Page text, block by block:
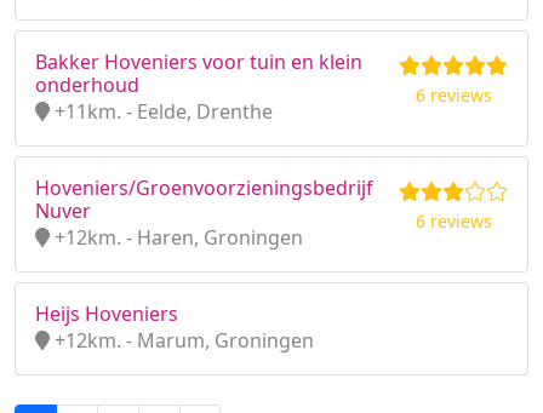
Bakker Hoveniers voor tuin en klein
onderhoud
+11km. - Eelde, Drenthe
6 reviews
Hoveniers/Groenvoorzieningsbedrijf
Nuver
+12km. - Haren, Groningen
6 reviews
Heijs Hoveniers
+12km. - Marum, Groningen